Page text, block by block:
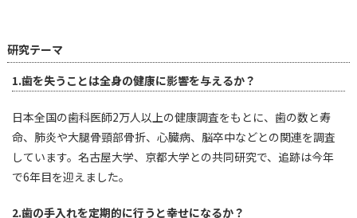
研究テーマ
1.歯を失うことは全身の健康に影響を与えるか？
日本全国の歯科医師2万人以上の健康調査をもとに、歯の数と寿
命、肺炎や大腿骨頸部骨折、心臓病、脳卒中などとの関連を調査
しています。名古屋大学、京都大学との共同研究で、追跡は今年
で6年目を迎えました。
2.歯の手入れを定期的に行うと幸せになるか？